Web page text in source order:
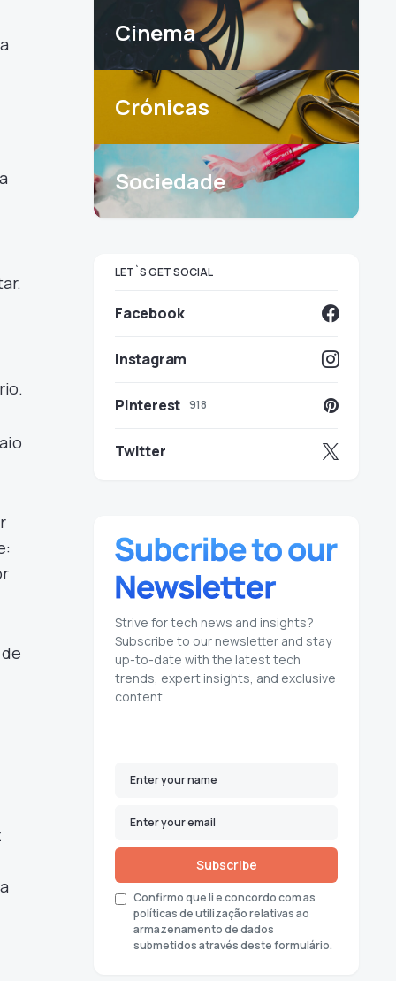
Cinema
Crónicas
Sociedade
LET`S GET SOCIAL
Facebook
Instagram
Pinterest 918
Twitter
Strive for tech news and insights?
Subscribe to our newsletter and stay
up-to-date with the latest tech
trends, expert insights, and exclusive
content.
Subscribe
Confirmo que li e concordo com as
políticas de utilização relativas ao
armazenamento de dados
submetidos através deste formulário.